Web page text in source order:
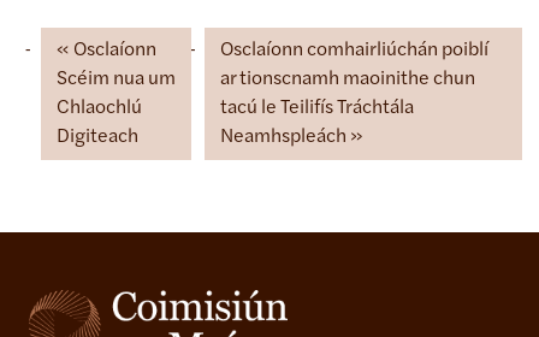
Osclaíonn
Scéim nua um
Chlaochlú
Digiteach
Osclaíonn comhairliúchán poiblí
ar tionscnamh maoinithe chun
tacú le Teilifís Tráchtála
Neamhspleách